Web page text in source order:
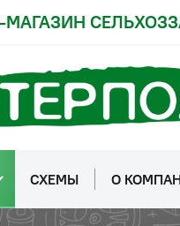
МАГАЗИН
СХЕМЫ О